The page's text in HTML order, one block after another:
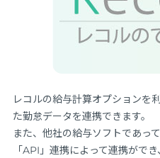
レコルの給与計算オプションを
た勤怠データを連携できます。
また、他社の給与ソフトであっ
「API」連携によって連携がで